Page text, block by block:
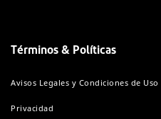
Términos & Políticas
Avisos Legales y Condiciones de Uso
Privacidad